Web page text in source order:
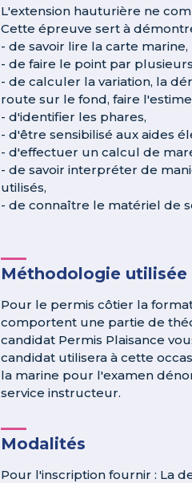
L'extension hauturière ne
Cette épreuve sert à
- de savoir lire la carte marine,
- de faire le point par
- de calculer la variation, la
route sur le fond, faire
- d'identifier les phares,
- d'être sensibilisé aux aides
- d'effectuer un calcul de
- de savoir interpréter de
utilisés,
- de connaître le matériel de
Méthodologie utilisée
Pour le permis côtier la
comportent une partie de
candidat Permis Plaisance
candidat utilisera à cette
la marine pour l'examen
service instructeur.
Modalités
Pour l'inscription fournir : La